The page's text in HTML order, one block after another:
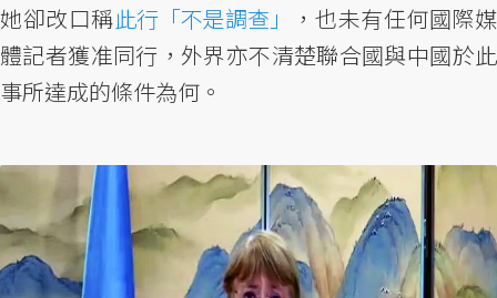
她卻改口稱此行「不是調查」
，也未有任何國際媒
體記者獲准同行，外界亦不清楚聯合國與中國於此
事所達成的條件為何。